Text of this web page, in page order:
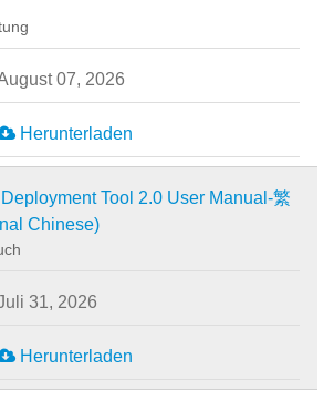
07, 2026
Herunterladen
Deployment Tool 2.0 User Manual-繁
Chinese)
31, 2026
Herunterladen